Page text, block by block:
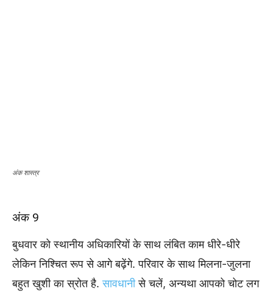
अंक शास्त्र
अंक 9
बुधवार को स्थानीय अधिकारियों के साथ लंबित काम धीरे-धीरे
लेकिन निश्चित रूप से आगे बढ़ेंगे. परिवार के साथ मिलना-जुलना
बहुत खुशी का स्रोत है.सावधानीसे चलें, अन्यथा आपको चोट लग